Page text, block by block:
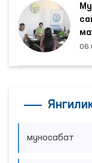
муносабат